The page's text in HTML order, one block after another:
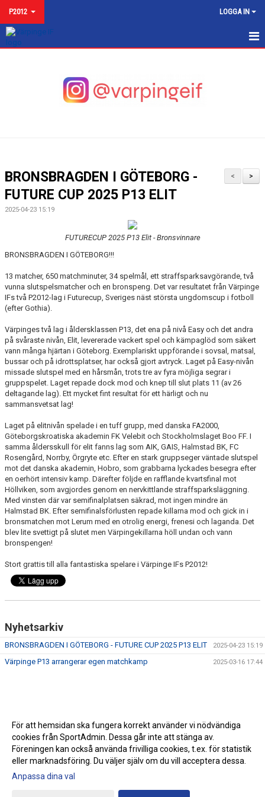
P2012 LOGGA IN
BILDGALLERI
KONTAKT
>
<
BRONSBRAGDEN I GÖTEBORG -
FUTURE CUP 2025 P13 ELIT
2025-04-23 15:19
FUTURECUP 2025 P13 Elit - Bronsvinnare
BRONSBRAGDEN I GÖTEBORG!!!
13 matcher, 650 matchminuter, 34 spelmål, ett straffsparksavgörande, två
vunna slutspelsmatcher och en bronspeng. Det var resultatet från Värpinge
IFs två P2012-lag i Futurecup, Sveriges näst största ungdomscup i fotboll
(efter Gothia).
Värpinges två lag i åldersklassen P13, det ena på nivå Easy och det andra
på svåraste nivån, Elit, levererade vackert spel och kämpaglöd som säkert
vann många hjärtan i Göteborg. Exemplariskt uppförande i sovsal, matsal,
bussar och på idrottsplatser, har också gjort avtryck. Laget på Easy-nivån
missade slutspel med en hårsmån, trots tre av fyra möjliga segrar i
gruppspelet. Laget repade dock mod och knep till slut plats 11 (av 26
deltagande lag). Ett mycket fint resultat för ett härligt och nu
sammansvetsat lag!
Laget på elitnivån spelade i en tuff grupp, med danska FA2000,
Göteborgskroatiska akademin FK Velebit och Stockholmslaget Boo FF. I
samma åldersskull för elit fanns lag som AIK, GAIS, Halmstad BK, FC
Rosengård, Norrby, Örgryte etc. Efter en stark gruppseger väntade slutspel
mot det danska akademin, Hobro, som grabbarna lyckades besegra efter
en oerhört intensiv kamp. Därefter följde en rafflande kvartsfinal mot
Höllviken, som avgjordes genom en nervkittlande straffsparksläggning.
Med vinsten där var semifinalplatsen säkrad, mot ingen mindre än
Halmstad BK. Efter semifinalsförlusten repade killarna mod och gick in i
bronsmatchen mot Lerum med en otrolig energi, frenesi och laganda. Det
blev lite svettigt på slutet men Värpingekillarna höll undan och vann
bronspengen!
Stort grattis till alla fantastiska spelare i Värpinge IFs P2012!
Nyhetsarkiv
BRONSBRAGDEN I GÖTEBORG - FUTURE CUP 2025 P13 ELIT 2025-04-23 15:19
Värpinge P13 arrangerar egen matchkamp 2025-03-16 17:44
Gå till Webbversion
För att hemsidan ska fungera korrekt använder vi nödvändiga
cookies från SportAdmin. Dessa går inte att stänga av.
Föreningen kan också använda frivilliga cookies, t.ex. för statistik
eller marknadsföring. Du väljer själv om du vill acceptera dessa.
Anpassa dina val